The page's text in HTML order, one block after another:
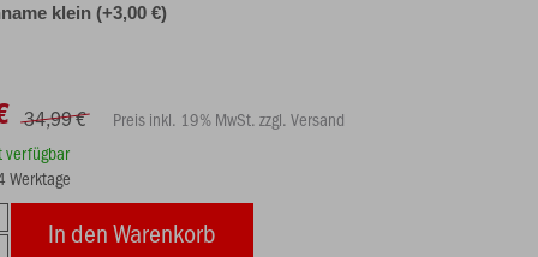
klein (+3,00 €)
34,99 €
Preis inkl. 19% MwSt. zzgl. Versand
verfügbar
Werktage
In den Warenkorb